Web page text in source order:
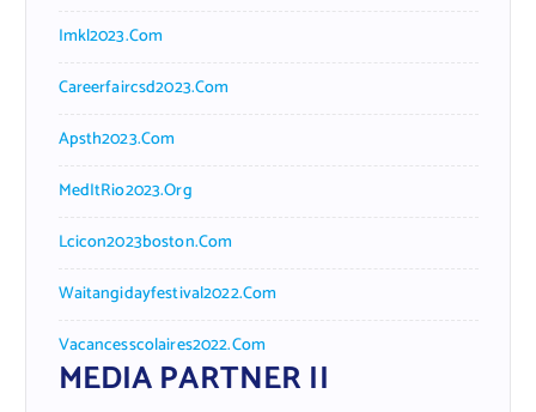
Imkl2023.com
Careerfaircsd2023.com
Apsth2023.com
MedItRio2023.org
Lcicon2023boston.com
Waitangidayfestival2022.com
Vacancesscolaires2022.com
MEDIA PARTNER II